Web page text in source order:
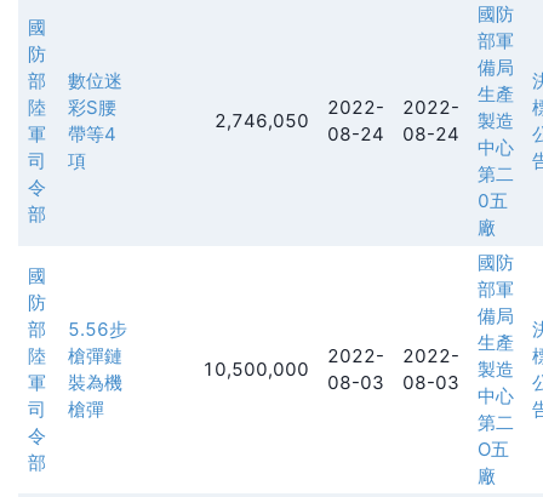
國
防
部
陸
軍
司
令
部
數位迷
彩S腰
帶等4
項
2,746,050
2022-
08-24
2022-
08-24
國防
部軍
備局
生產
製造
中心
第二
0五
廠
國
防
部
陸
軍
司
令
部
5.56步
槍彈鏈
裝為機
槍彈
10,500,000
2022-
08-03
2022-
08-03
國防
部軍
備局
生產
製造
中心
第二
O五
廠